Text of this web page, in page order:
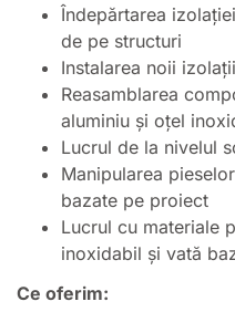
Îndepărtarea
de pe structuri
Instalarea noii
Reasamblarea
aluminiu și oțel
Lucrul de la nivelul
Manipularea
bazate pe proiect
Lucrul cu materiale
inoxidabil și vată
Ce oferim: